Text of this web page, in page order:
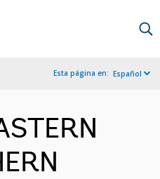
Esta página en: Español